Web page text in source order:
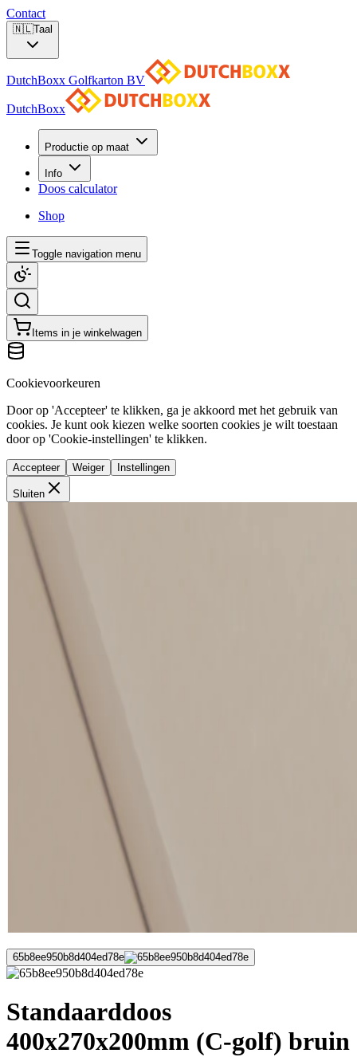
Contact
🇳🇱Taal
DutchBoxx Golfkarton BV
DutchBoxx
Productie op maat
Info
Doos calculator
Shop
Toggle navigation menu
Items in je winkelwagen
Cookievoorkeuren
Door op 'Accepteer' te klikken, ga je akkoord met het gebruik van
cookies. Je kunt ook kiezen welke soorten cookies je wilt toestaan
door op 'Cookie-instellingen' te klikken.
Accepteer Weiger Instellingen
Sluiten
65b8ee950b8d404ed78e
Standaarddoos
400x270x200mm (C-golf) bruin